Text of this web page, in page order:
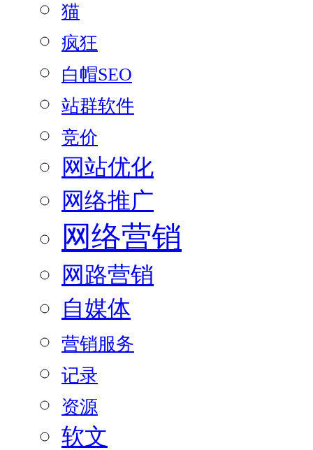
猫
疯狂
白帽SEO
站群软件
竞价
网站优化
网络推广
网络营销
网路营销
自媒体
营销服务
记录
资源
软文